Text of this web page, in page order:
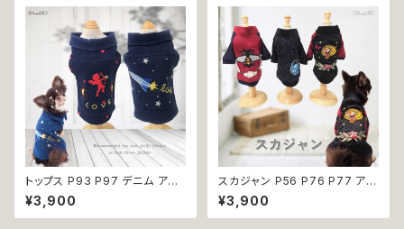
クール シャツ 返品交換不可
トップス P93 P97 デニム アウ
ター ジャケット ダーク スター
エンジェル ハート キラキラ ビジ
ュー ストーン ドッグウェア ドッ
¥3,900
スカジャン P56 P76 P77 アウ
ター トップス ハンドメイド 虎 花
宇宙 バイカラー タイガー スペ
ース 惑星 ギャラクシー フラワー
¥3,900